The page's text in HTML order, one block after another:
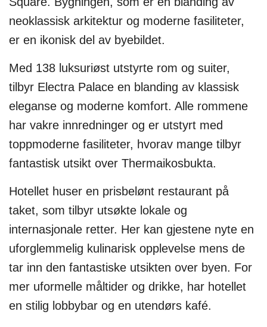
neoklassisk arkitektur og moderne fasiliteter,
er en ikonisk del av byebildet.
Med 138 luksuriøst utstyrte rom og suiter,
tilbyr Electra Palace en blanding av klassisk
eleganse og moderne komfort. Alle rommene
har vakre innredninger og er utstyrt med
toppmoderne fasiliteter, hvorav mange tilbyr
fantastisk utsikt over Thermaikosbukta.
Hotellet huser en prisbelønt restaurant på
taket, som tilbyr utsøkte lokale og
internasjonale retter. Her kan gjestene nyte en
uforglemmelig kulinarisk opplevelse mens de
tar inn den fantastiske utsikten over byen. For
mer uformelle måltider og drikke, har hotellet
en stilig lobbybar og en utendørs kafé.